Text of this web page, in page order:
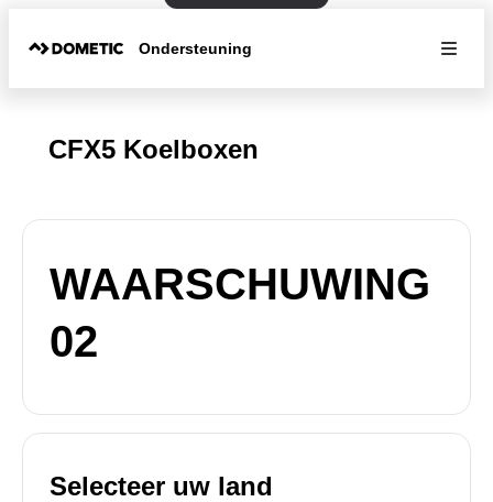
Ondersteuning
CFX5 Koelboxen
WAARSCHUWING
02
Selecteer uw land